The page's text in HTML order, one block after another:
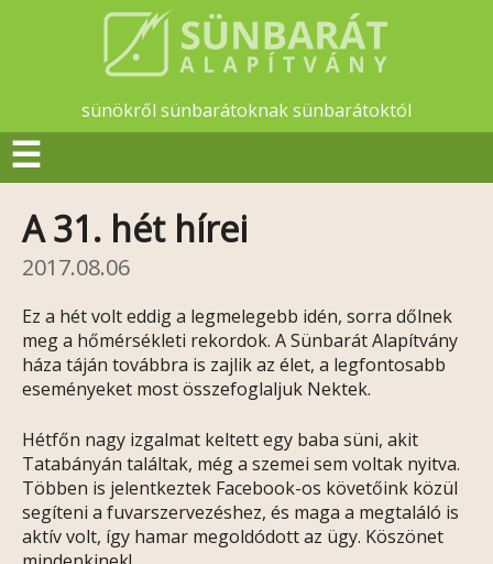
sünökről sünbarátoknak sünbarátoktól
☰
A 31. hét hírei
2017.08.06
Ez a hét volt eddig a legmelegebb idén, sorra dőlnek
meg a hőmérsékleti rekordok. A Sünbarát Alapítvány
háza táján továbbra is zajlik az élet, a legfontosabb
eseményeket most összefoglaljuk Nektek.
Hétfőn nagy izgalmat keltett egy baba süni, akit
Tatabányán találtak, még a szemei sem voltak nyitva.
Többen is jelentkeztek Facebook-os követőink közül
segíteni a fuvarszervezéshez, és maga a megtaláló is
aktív volt, így hamar megoldódott az ügy. Köszönet